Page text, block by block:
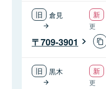
倉見
更
709-3901
黒木
更